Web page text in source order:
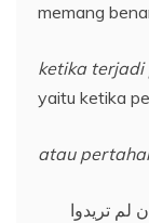
memang
ketika terjadi
yaitu ketika
atau
لم تريدوا